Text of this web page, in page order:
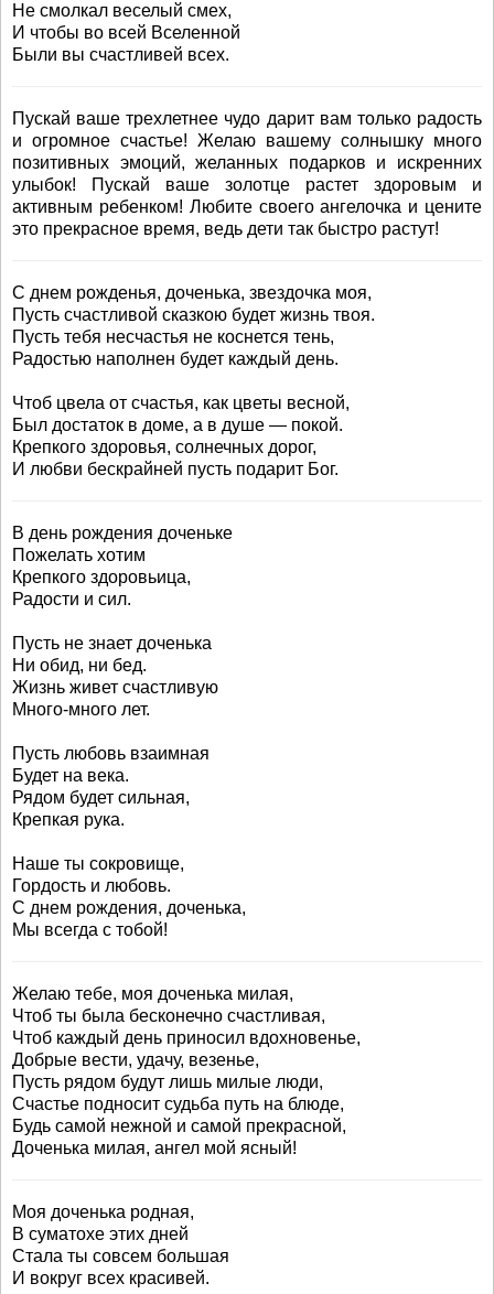
Не смолкал веселый смех,
И чтобы во всей Вселенной
Были вы счастливей всех.
Пускай ваше трехлетнее чудо дарит вам только радость
и огромное счастье! Желаю вашему солнышку много
позитивных эмоций, желанных подарков и искренних
улыбок! Пускай ваше золотце растет здоровым и
активным ребенком! Любите своего ангелочка и цените
это прекрасное время, ведь дети так быстро растут!
С днем рожденья, доченька, звездочка моя,
Пусть счастливой сказкою будет жизнь твоя.
Пусть тебя несчастья не коснется тень,
Радостью наполнен будет каждый день.
Чтоб цвела от счастья, как цветы весной,
Был достаток в доме, а в душе — покой.
Крепкого здоровья, солнечных дорог,
И любви бескрайней пусть подарит Бог.
В день рождения доченьке
Пожелать хотим
Крепкого здоровьица,
Радости и сил.
Пусть не знает доченька
Ни обид, ни бед.
Жизнь живет счастливую
Много-много лет.
Пусть любовь взаимная
Будет на века.
Рядом будет сильная,
Крепкая рука.
Наше ты сокровище,
Гордость и любовь.
С днем рождения, доченька,
Мы всегда с тобой!
Желаю тебе, моя доченька милая,
Чтоб ты была бесконечно счастливая,
Чтоб каждый день приносил вдохновенье,
Добрые вести, удачу, везенье,
Пусть рядом будут лишь милые люди,
Счастье подносит судьба путь на блюде,
Будь самой нежной и самой прекрасной,
Доченька милая, ангел мой ясный!
Моя доченька родная,
В суматохе этих дней
Стала ты совсем большая
И вокруг всех красивей.